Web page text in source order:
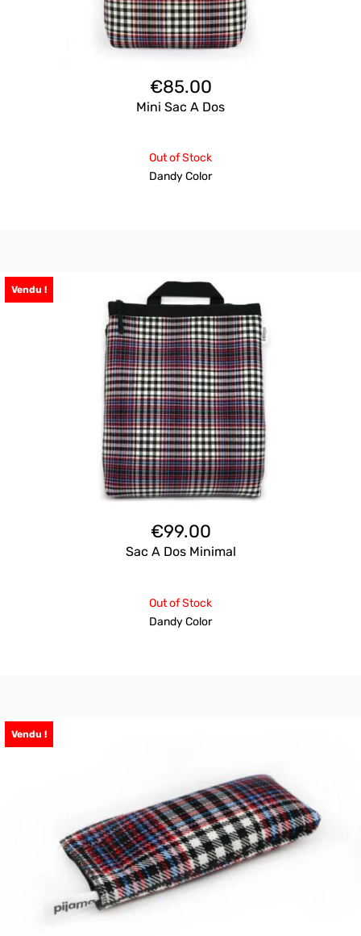
€85.00
Mini Sac A Dos
Out of Stock
Dandy Color
Vendu !
€99.00
Sac A Dos Minimal
Out of Stock
Dandy Color
Vendu !